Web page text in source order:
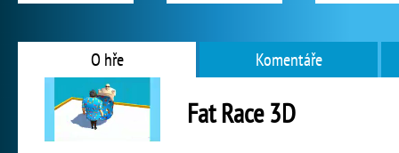
O hře Komentáře
Fat Race 3D